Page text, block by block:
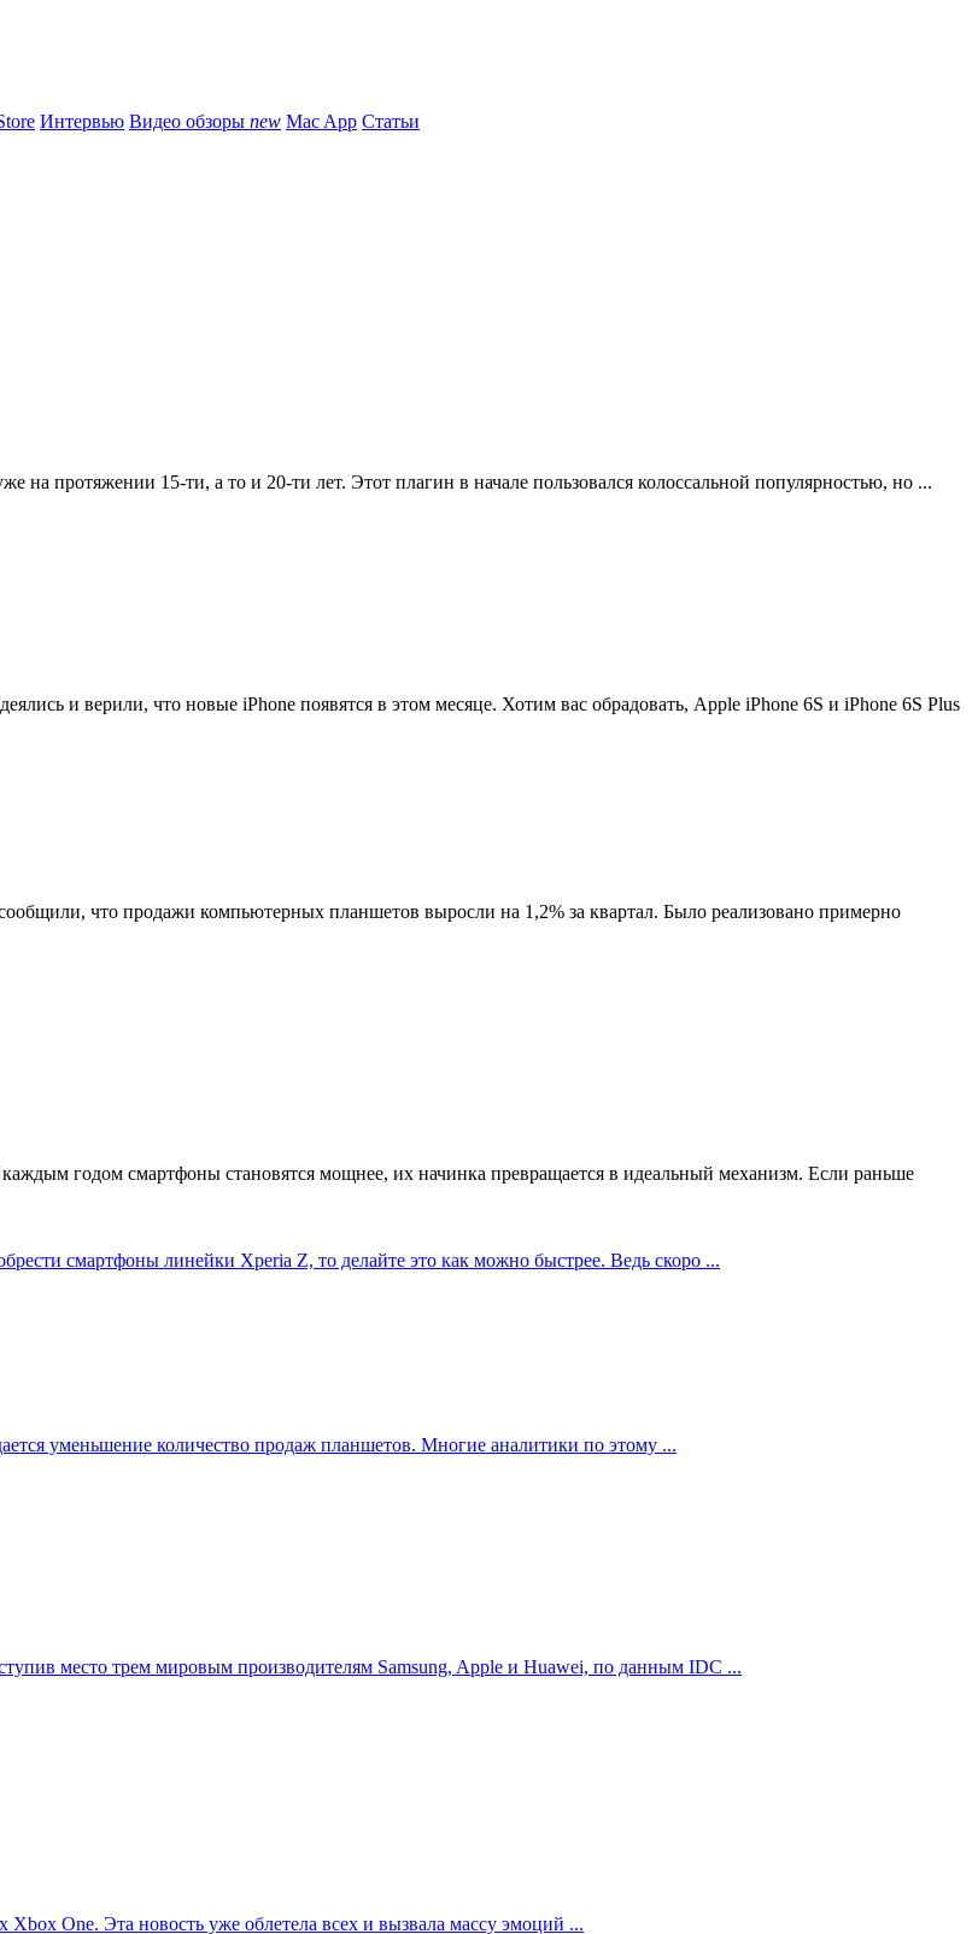
Интервью Видео обзоры new Mac App Статьи
на протяжении 15-ти, а то и 20-ти лет. Этот плагин в начале пользовался колоссальной популярностью, но ...
и верили, что новые iPhone появятся в этом месяце. Хотим вас обрадовать, Apple iPhone 6S и iPhone 6S Plus
что продажи компьютерных планшетов выросли на 1,2% за квартал. Было реализовано примерно
годом смартфоны становятся мощнее, их начинка превращается в идеальный механизм. Если раньше
смартфоны линейки Xperia Z, то делайте это как можно быстрее. Ведь скоро ...
уменьшение количество продаж планшетов. Многие аналитики по этому ...
место трем мировым производителям Samsung, Apple и Huawei, по данным IDC ...
Xbox One. Эта новость уже облетела всех и вызвала массу эмоций ...